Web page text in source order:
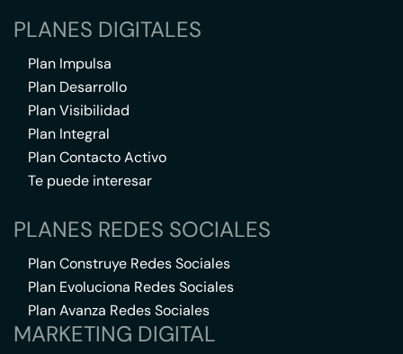
PLANES DIGITALES
Plan Impulsa
Plan Desarrollo
Plan Visibilidad
Plan Integral
Plan Contacto Activo
Te puede interesar
PLANES REDES SOCIALES
Plan Construye Redes Sociales
Plan Evoluciona Redes Sociales
Plan Avanza Redes Sociales
MARKETING DIGITAL